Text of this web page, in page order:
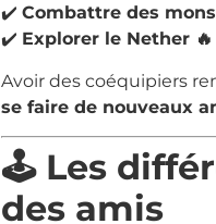
✔️ Combattre des
✔️ Explorer le Nether 🔥
Avoir des coéquipiers
se faire de nouveaux
🕹️ Les
des amis